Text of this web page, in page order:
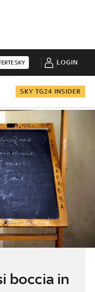
SKY LOGIN
SKY TG24 INSIDER
boccia in